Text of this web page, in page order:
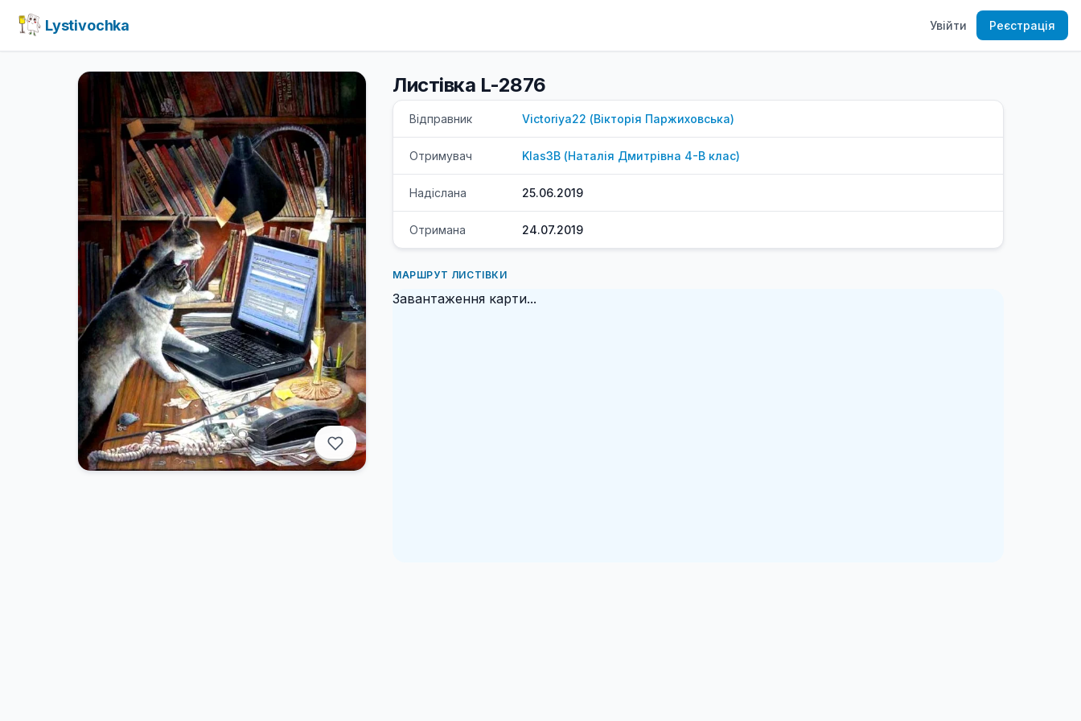
Lystivochka Увійти Реєстрація
Листівка L-2876
Відправник Victoriya22 (Вікторія Паржиховська)
Отримувач Klas3B (Наталія Дмитрівна 4-В клас)
Надіслана 25.06.2019
Отримана 24.07.2019
МАРШРУТ ЛИСТІВКИ
Завантаження карти...